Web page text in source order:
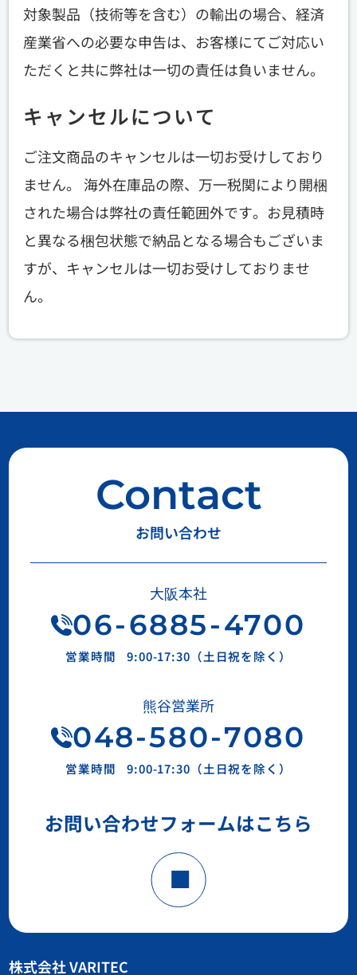
対象製品（技術等を含む）の輸出の場合、経済
産業省への必要な申告は、お客様にてご対応い
ただくと共に弊社は一切の責任は負いません。
キャンセルについて
ご注文商品のキャンセルは一切お受けしており
ません。 海外在庫品の際、万一税関により開梱
された場合は弊社の責任範囲外です。お見積時
と異なる梱包状態で納品となる場合もございま
すが、キャンセルは一切お受けしておりませ
ん。
Contact
お問い合わせ
大阪本社
06-6885-4700
営業時間 9:00-17:30（土日祝を除く）
熊谷営業所
048-580-7080
営業時間 9:00-17:30（土日祝を除く）
お問い合わせフォームはこちら
株式会社 VARITEC